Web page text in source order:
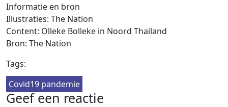
Informatie en bron
Illustraties: The Nation
Content: Olleke Bolleke in Noord Thailand
Bron: The Nation
Tags:
Covid19 pandemie
Geef een reactie